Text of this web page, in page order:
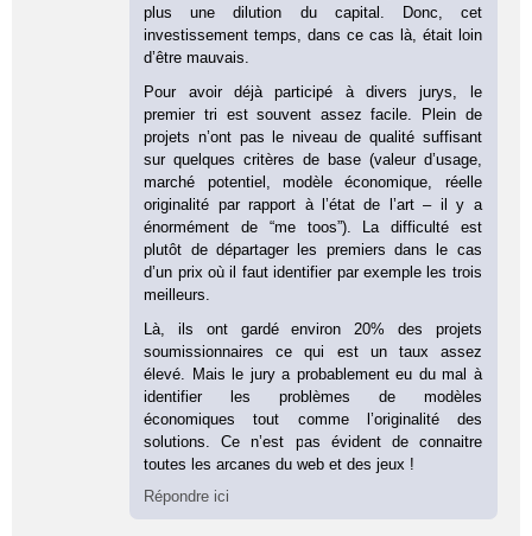
plus une dilution du capital. Donc, cet
investissement temps, dans ce cas là, était loin
d’être mauvais.
Pour avoir déjà participé à divers jurys, le
premier tri est souvent assez facile. Plein de
projets n’ont pas le niveau de qualité suffisant
sur quelques critères de base (valeur d’usage,
marché potentiel, modèle économique, réelle
originalité par rapport à l’état de l’art – il y a
énormément de “me toos”). La difficulté est
plutôt de départager les premiers dans le cas
d’un prix où il faut identifier par exemple les trois
meilleurs.
Là, ils ont gardé environ 20% des projets
soumissionnaires ce qui est un taux assez
élevé. Mais le jury a probablement eu du mal à
identifier les problèmes de modèles
économiques tout comme l’originalité des
solutions. Ce n’est pas évident de connaitre
toutes les arcanes du web et des jeux !
Répondre ici